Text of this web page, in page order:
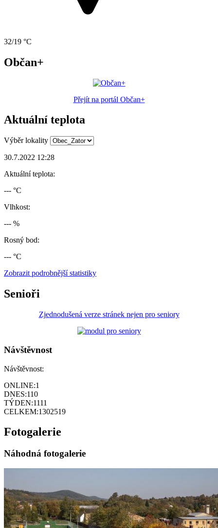
32/19 °C
Občan+
Přejít na portál Občan+
Aktuální teplota
Výběr lokality
30.7.2022 12:28
Aktuální teplota:
--- °C
Vlhkost:
--- %
Rosný bod:
--- °C
Zobrazit podrobnější statistiky
Senioři
Zjednodušená verze stránek nejen pro seniory
Návštěvnost
Návštěvnost:
ONLINE:1
DNES:110
TÝDEN:1111
CELKEM:1302519
Fotogalerie
Náhodná fotogalerie